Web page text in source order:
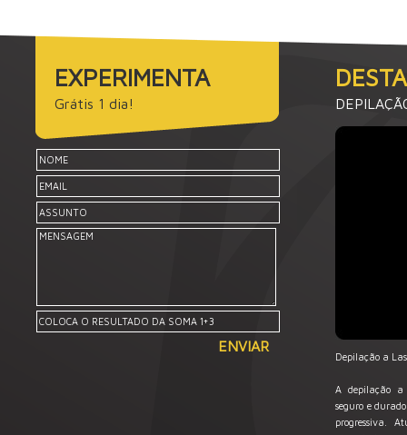
EXPERIMENTA
Grátis 1 dia!
Depilação a
A depilação a
seguro e
progressiva.